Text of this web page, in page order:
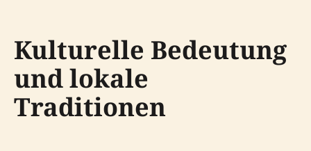
Kulturelle Bedeutung
und lokale
Traditionen